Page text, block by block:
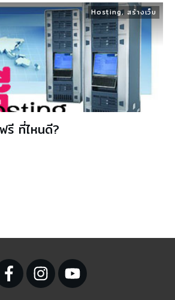
Hosting, สร้างเว็บ
ที่ไหนดี?